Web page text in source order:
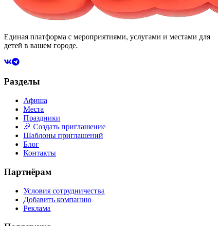
Единая платформа с мероприятиями, услугами и местами для
детей в вашем городе.
Разделы
Афиша
Места
Праздники
🎉 Создать приглашение
Шаблоны приглашений
Блог
Контакты
Партнёрам
Условия сотрудничества
Добавить компанию
Реклама